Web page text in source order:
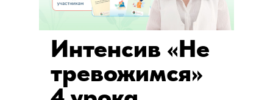
Интенсив «Не
тревожимся»